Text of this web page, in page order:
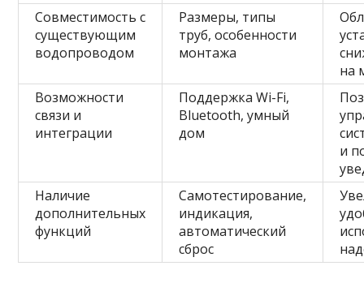
Совместимость с
существующим
водопроводом
Размеры, типы
труб, особенности
монтажа
на
Возможности
связи и
интеграции
Поддержка Wi-Fi,
Bluetooth, умный
дом
и
Наличие
дополнительных
функций
Самотестирование,
индикация,
автоматический
сброс